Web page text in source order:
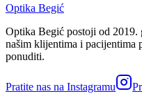
Optika Begić
Optika Begić postoji od 2019.
našim klijentima i pacijentima
ponuditi.
Pratite nas na Instagramu